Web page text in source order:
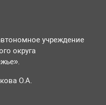
учреждение
округа
О.А.